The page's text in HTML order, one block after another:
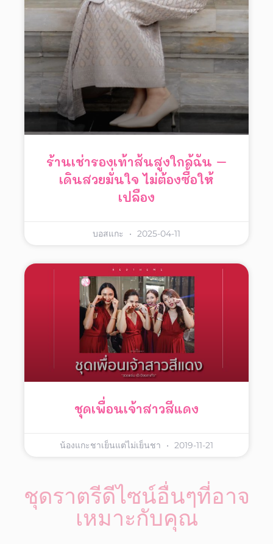
ร้านเช่ารองเท้าส้นสูงใกล้ฉัน –
เดินสวยมั่นใจ ไม่ต้องซื้อให้
เปลือง
บอสแกะ 2025-04-11
ชุดเพื่อนเจ้าสาวสีแดง
น้องแกะชาเย็นแต่ไม่เย็นชา 2019-11-21
ชุดราตรีดีไซน์อื่นๆที่อาจ
เหมาะกับคุณ